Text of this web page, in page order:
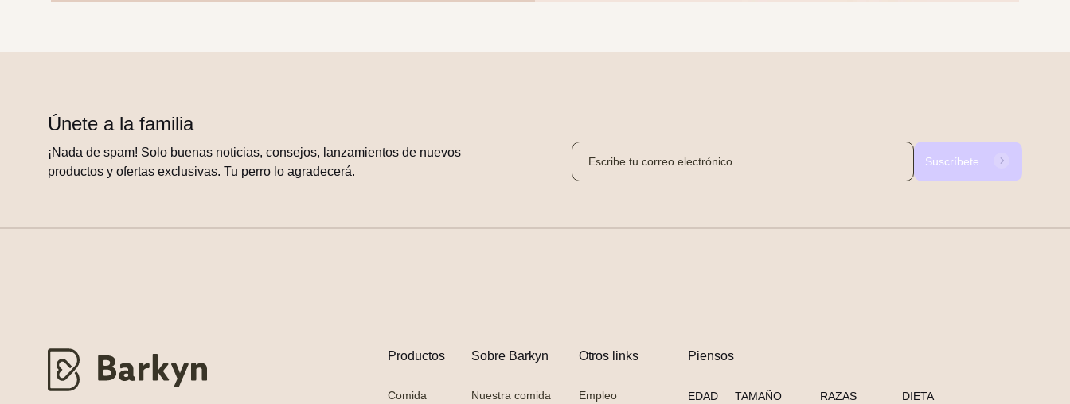
Únete a la familia
¡Nada de spam! Solo buenas noticias, consejos, lanzamientos de nuevos
productos y ofertas exclusivas. Tu perro lo agradecerá.
Suscríbete
Productos
Comida
Sobre Barkyn
Nuestra comida
Otros links
Empleo
Piensos
EDAD TAMAÑO RAZAS DIETA